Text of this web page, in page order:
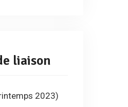
liaison
2023)